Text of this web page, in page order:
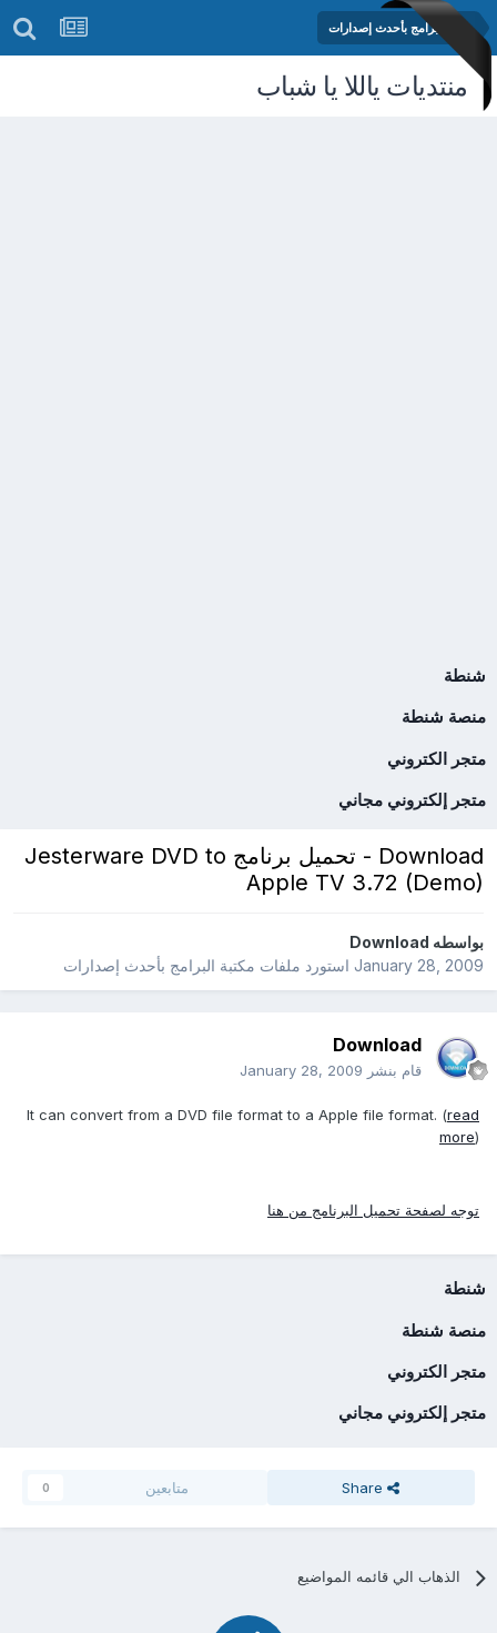
مكتبة البرامج بأحدث إصدارات
منتديات ياللا يا شباب
شنطة
منصة شنطة
متجر الكتروني
متجر إلكتروني مجاني
Download - تحميل برنامج Jesterware DVD to
Apple TV 3.72 (Demo)
بواسطهDownload
January 28, 2009استورد ملفات مكتبة البرامج بأحدث إصدارات
Download
قام بنشر January 28, 2009
It can convert from a DVD file format to a Apple file format. (read
more
توجه لصفحة تحميل البرنامج من هنا
شنطة
منصة شنطة
متجر الكتروني
متجر إلكتروني مجاني
Share متابعين 0
الذهاب الي قائمه المواضيع